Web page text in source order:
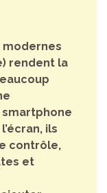
modernes
rendent la
ils
contrôle,
et